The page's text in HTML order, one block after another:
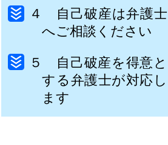
４ 自己破産は弁護士
へご相談ください
５ 自己破産を得意と
する弁護士が対応し
ます